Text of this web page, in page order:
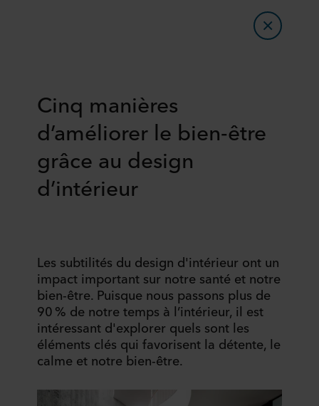
Cinq manières
d’améliorer le bien-être
grâce au design
d’intérieur
Les subtilités du design d'intérieur ont un
impact important sur notre santé et notre
bien-être. Puisque nous passons plus de
90 % de notre temps à l’intérieur, il est
intéressant d'explorer quels sont les
éléments clés qui favorisent la détente, le
calme et notre bien-être.